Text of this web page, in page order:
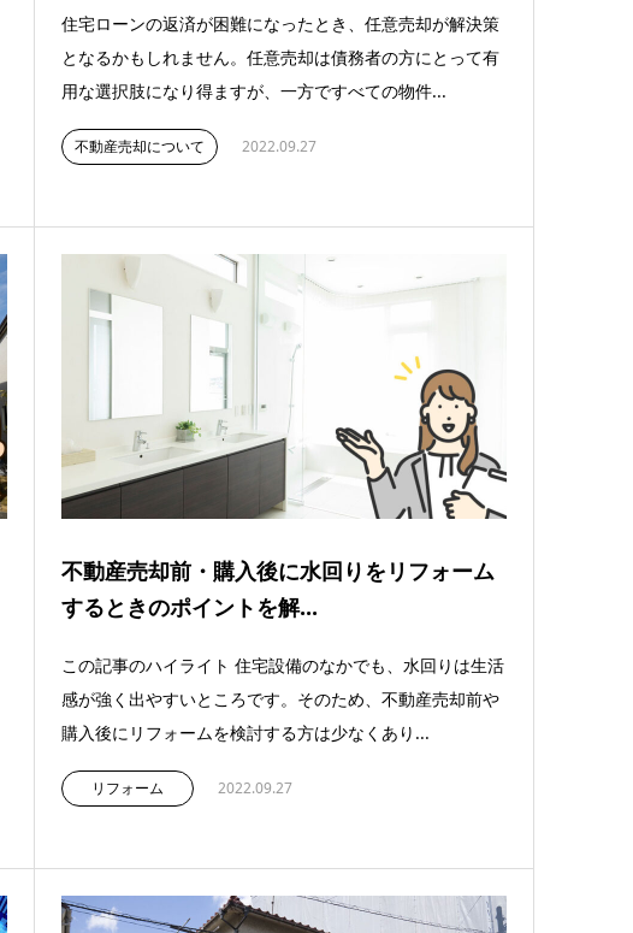
住宅ローンの返済が困難になったとき、任意売却が解決策
となるかもしれません。任意売却は債務者の方にとって有
用な選択肢になり得ますが、一方ですべての物件...
不動産売却について 2022.09.27
不動産売却前・購入後に水回りをリフォーム
するときのポイントを解...
この記事のハイライト 住宅設備のなかでも、水回りは生活
感が強く出やすいところです。そのため、不動産売却前や
購入後にリフォームを検討する方は少なくあり...
リフォーム 2022.09.27